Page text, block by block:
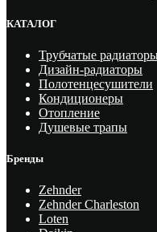
КАТАЛОГ
Трубчатые
Дизайн-радиаторы
Полотенцесушители
Кондиционеры
Отопление
Душевые трапы
Бренды
Zehnder
Zehnder Charleston
Loten